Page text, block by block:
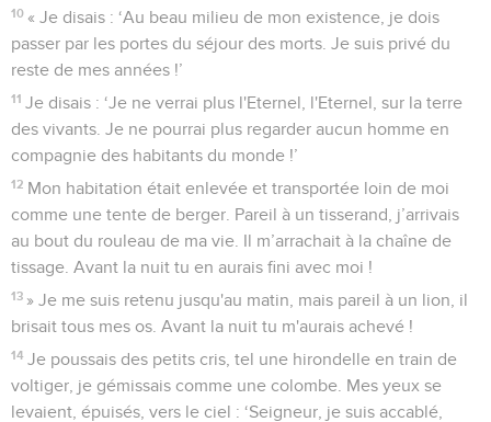
10 « Je disais : ‘Au beau milieu de mon existence, je dois
passer par les portes du séjour des morts. Je suis privé du
reste de mes années !’
11 Je disais : ‘Je ne verrai plus l'Eternel, l'Eternel, sur la terre
des vivants. Je ne pourrai plus regarder aucun homme en
compagnie des habitants du monde !’
12 Mon habitation était enlevée et transportée loin de moi
comme une tente de berger. Pareil à un tisserand, j’arrivais
au bout du rouleau de ma vie. Il m’arrachait à la chaîne de
tissage. Avant la nuit tu en aurais fini avec moi !
13 » Je me suis retenu jusqu'au matin, mais pareil à un lion, il
brisait tous mes os. Avant la nuit tu m'aurais achevé !
14 Je poussais des petits cris, tel une hirondelle en train de
voltiger, je gémissais comme une colombe. Mes yeux se
levaient, épuisés, vers le ciel : ‘Seigneur, je suis accablé,